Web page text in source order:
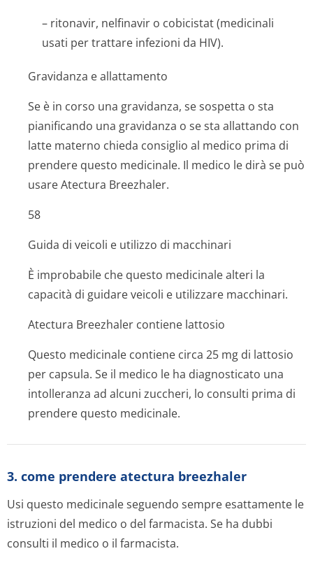
– ritonavir, nelfinavir o cobicistat (medicinali
usati per trattare infezioni da HIV).
Gravidanza e allattamento
Se è in corso una gravidanza, se sospetta o sta
pianificando una gravidanza o se sta allattando con
latte materno chieda consiglio al medico prima di
prendere questo medicinale. Il medico le dirà se può
usare Atectura Breezhaler.
58
Guida di veicoli e utilizzo di macchinari
È improbabile che questo medicinale alteri la
capacità di guidare veicoli e utilizzare macchinari.
Atectura Breezhaler contiene lattosio
Questo medicinale contiene circa 25 mg di lattosio
per capsula. Se il medico le ha diagnosticato una
intolleranza ad alcuni zuccheri, lo consulti prima di
prendere questo medicinale.
3. come prendere atectura breezhaler
Usi questo medicinale seguendo sempre esattamente le
istruzioni del medico o del farmacista. Se ha dubbi
consulti il medico o il farmacista.